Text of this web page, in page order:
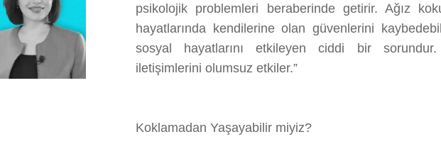
psikolojik problemleri beraberinde getirir. Ağız
hayatlarında kendilerine olan güvenlerini
sosyal hayatlarını etkileyen ciddi bir
iletişimlerini olumsuz etkiler.”
Koklamadan Yaşayabilir miyiz?